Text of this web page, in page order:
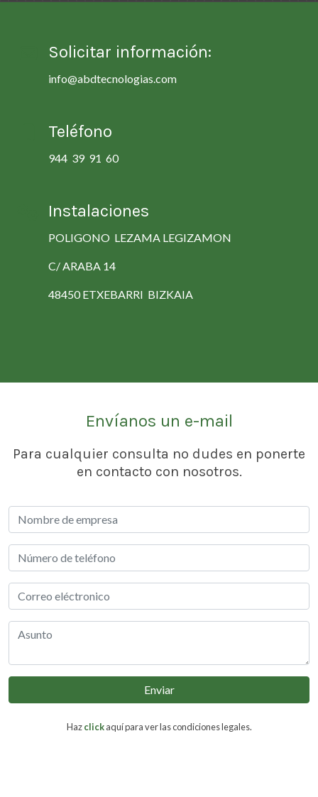
Solicitar información:
info@abdtecnologias.com
Teléfono
944 39 91 60
Instalaciones
POLIGONO LEZAMA LEGIZAMON
C/ ARABA 14
48450 ETXEBARRI BIZKAIA
Envíanos un e-mail
Para cualquier consulta no dudes en ponerte
en contacto con nosotros.
Enviar
Hazclickaquí para ver las condiciones legales.